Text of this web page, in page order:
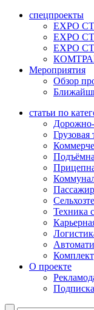
спецпроекты
EXPO
EXPO
EXPO
Мероприятия
Обзор
статьи по
Дорожно-
Грузовая
Техника
О проекте